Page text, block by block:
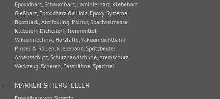
Epoxidharz, Schaumharz, Laminierharz, Klebeharz
Gießharz, Epoxidharz für Holz, Epoxy Systeme
Bootslack, Antifouling, Politur, Spachtelmasse
Klebstoff, Dichtstoff, Trennmittel
Vakuumtechnik, Harzfalle, Vakuumdichtband
Pinsel & Rollen, Klebeband, Spritzbeutel
Arbeitsschutz, Schutzhandschuhe, Atemschutz
Werkzeug, Scheren, Fasshähne, Spachtel
MARKEN & HERSTELLER